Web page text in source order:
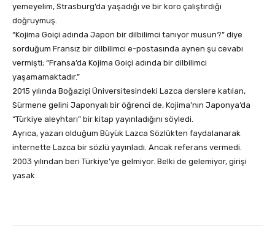
yemeyelim, Strasburg’da yaşadığı ve bir koro çalıştırdığı
doğruymuş.
“Kojima Goiçi adında Japon bir dilbilimci tanıyor musun?” diye
sorduğum Fransız bir dilbilimci e-postasında aynen şu cevabı
vermişti; “Fransa’da Kojima Goiçi adında bir dilbilimci
yaşamamaktadır.”
2015 yılında Boğaziçi Üniversitesindeki Lazca derslere katılan,
Sürmene gelini Japonyalı bir öğrenci de, Kojima’nın Japonya’da
“Türkiye aleyhtarı” bir kitap yayınladığını söyledi.
Ayrıca, yazarı olduğum Büyük Lazca Sözlükten faydalanarak
internette Lazca bir sözlü yayınladı. Ancak referans vermedi.
2003 yılından beri Türkiye’ye gelmiyor. Belki de gelemiyor, girişi
yasak.